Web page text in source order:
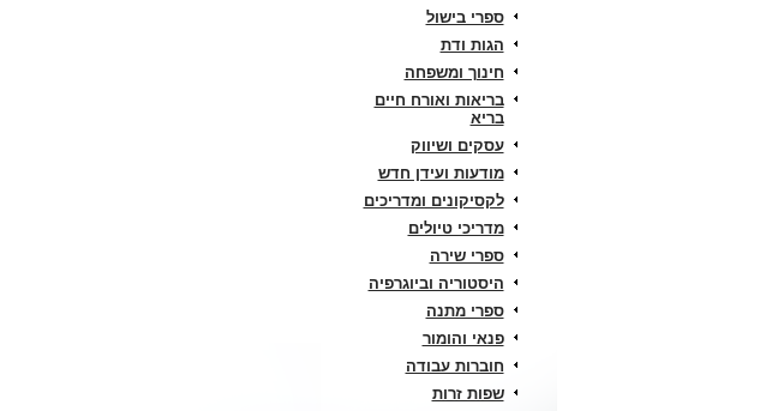
ספרי בישול
הגות ודת
חינוך ומשפחה
בריאות ואורח חיים
בריא
עסקים ושיווק
מודעות ועידן חדש
לקסיקונים ומדריכים
מדריכי טיולים
ספרי שירה
היסטוריה וביוגרפיה
ספרי מתנה
פנאי והומור
חוברות עבודה
שפות זרות